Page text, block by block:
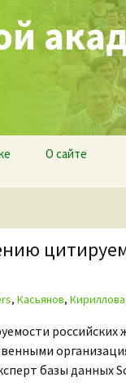
О сайте
, Касьянов, Кириллова
российских
базы данных